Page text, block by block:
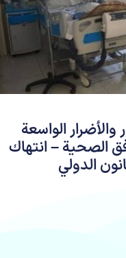
الواسعة
الصحية – انتهاك
الدولي